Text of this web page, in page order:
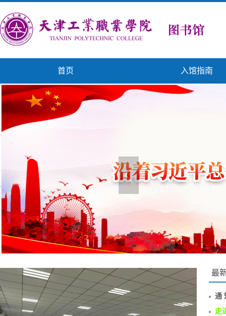
首页 入馆指南
最
通
走